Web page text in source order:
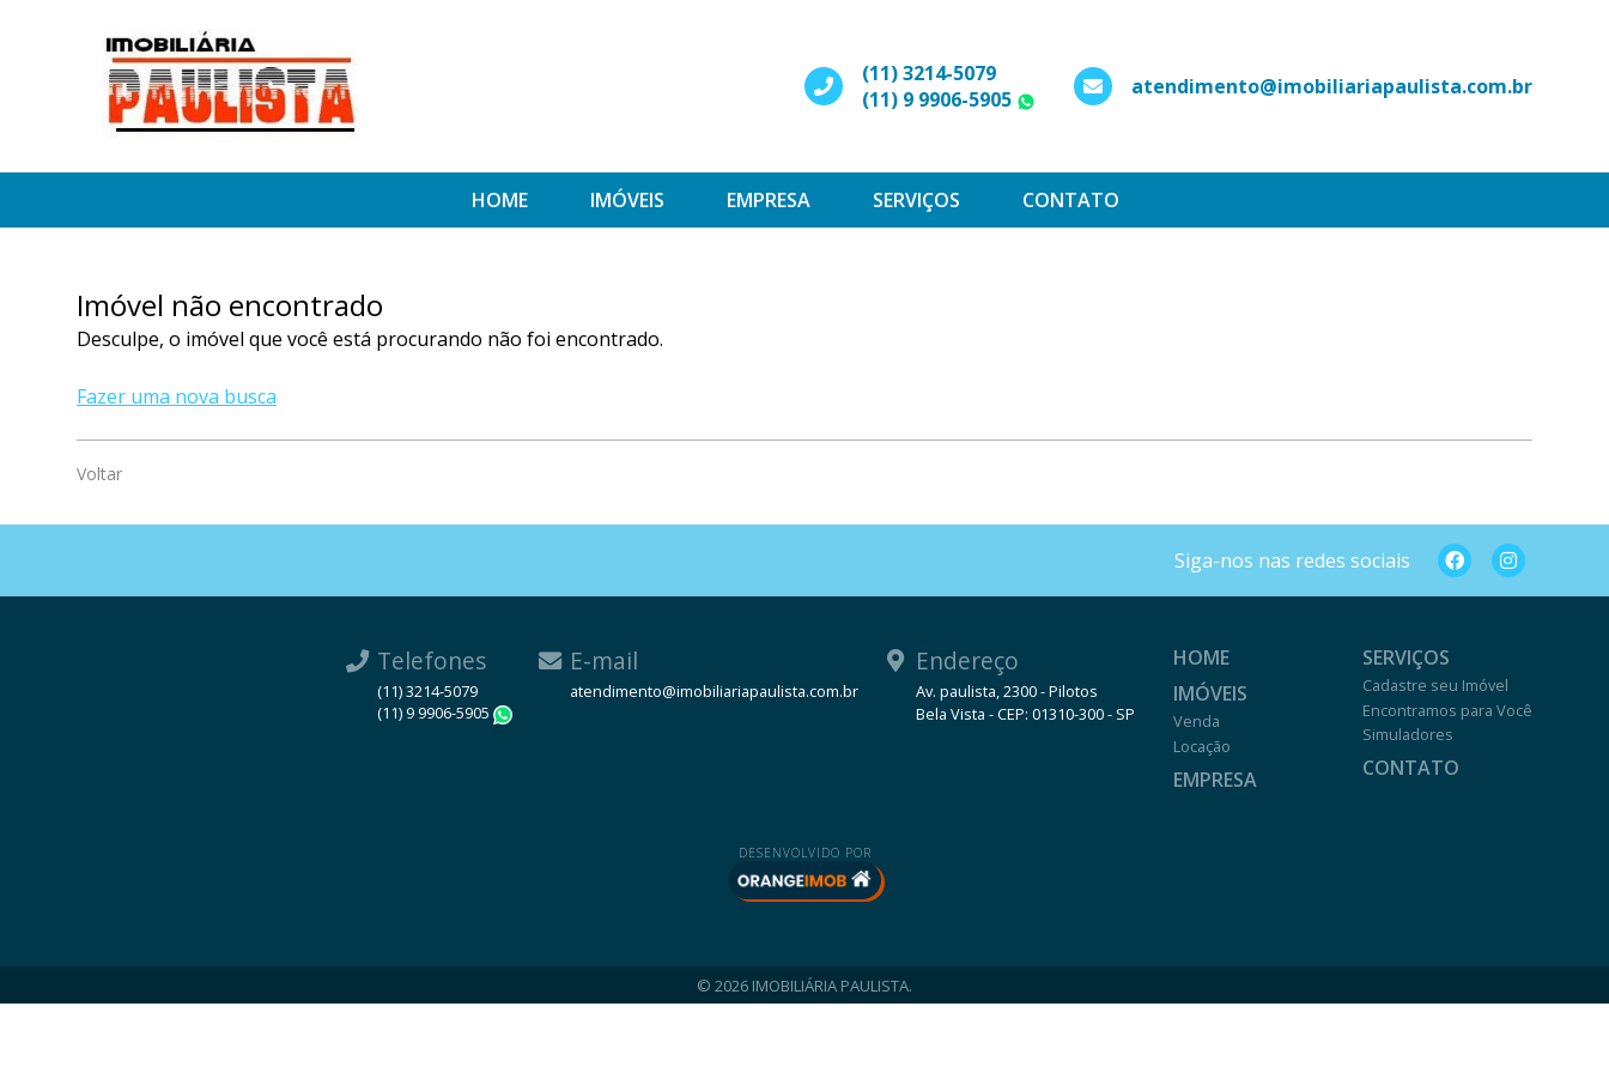
(11) 3214-5079
(11) 9 9906-5905
WhatsApp
atendimento@imobiliariapaulista.com.br
HOME IMÓVEIS EMPRESA SERVIÇOS CONTATO
Imóvel não encontrado
Desculpe, o imóvel que você está procurando não foi encontrado.
Fazer uma nova busca
Voltar
Siga-nos nas redes sociais
Telefones
(11) 3214-5079
(11) 9 9906-5905
E-mail
atendimento@imobiliariapaulista.com.br
Endereço
Av. paulista, 2300 - Pilotos
Bela Vista - CEP: 01310-300 - SP
HOME
IMÓVEIS
Venda
Locação
EMPRESA
SERVIÇOS
Cadastre seu Imóvel
Encontramos para Você
Simuladores
CONTATO
DESENVOLVIDO POR
© 2026 IMOBILIÁRIA PAULISTA.